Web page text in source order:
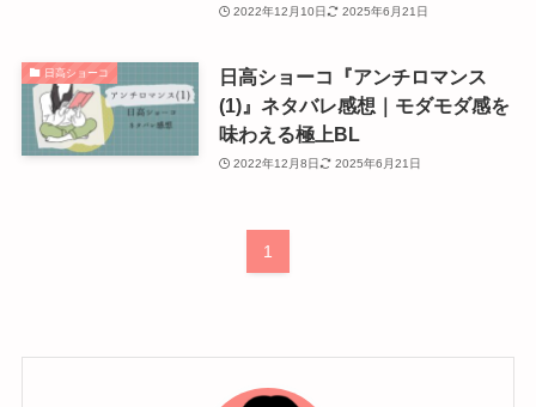
2022年12月10日 2025年6月21日
日高ショーコ
日高ショーコ『アンチロマンス
(1)』ネタバレ感想｜モダモダ感を
味わえる極上BL
2022年12月8日 2025年6月21日
1